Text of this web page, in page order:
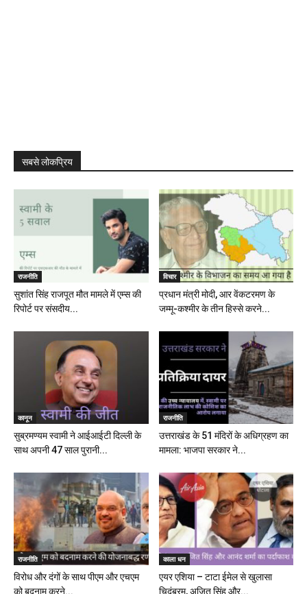
सबसे लोकप्रिय
राजनीति
सुशांत सिंह राजपूत मौत मामले में एम्स की
रिपोर्ट पर संसदीय...
विचार
प्रधान मंत्री मोदी, आर वेंकटरमण के
जम्मू-कश्मीर के तीन हिस्से करने...
कानून
सुब्रमण्यम स्वामी ने आईआईटी दिल्ली के
साथ अपनी 47 साल पुरानी...
राजनीति
उत्तराखंड के 51 मंदिरों के अधिग्रहण का
मामला: भाजपा सरकार ने...
राजनीति
विरोध और दंगों के साथ पीएम और एचएम
को बदनाम करने...
काला धन
एयर एशिया – टाटा ईमेल से खुलासा
चिदंबरम, अजित सिंह और...